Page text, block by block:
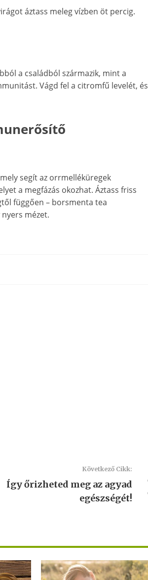
áztass meleg vízben öt percig.
a családból származik, mint a
Vágd fel a citromfű levelét, és
segít az orrmelléküregek
a megfázás okozhat. Áztass friss
függően – borsmenta tea
mézet.
Következő Cikk:
Így őrizheted meg az agyad
egészségét!